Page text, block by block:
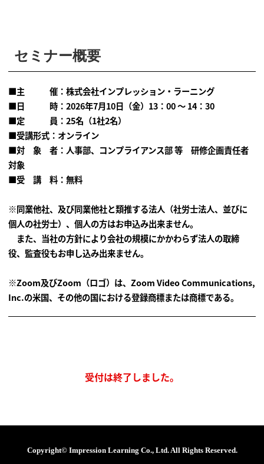
セミナー概要
■主 催：株式会社インプレッション・ラーニング
■日 時：2026年7月10日（金）13：00 ～ 14：30
■定 員：25名（1社2名）
■受講形式：オンライン
■対 象 者：人事部、コンプライアンス部 等 研修企画責任者
対象
■受 講 料：無料
※同業他社、及び同業他社と類推する法人（社労士法人、並びに
個人の社労士）、個人の方はお申込み出来ません。
また、当社の方針により会社の規模にかかわらず法人の取締
役、監査役もお申し込み出来ません。
※Zoom及びZoom（ロゴ）は、Zoom Video Communications,
Inc.の米国、その他の国における登録商標または商標である。
受付は終了しました。
Copyright© Impression Learning Co., Ltd. All Rights Reserved.